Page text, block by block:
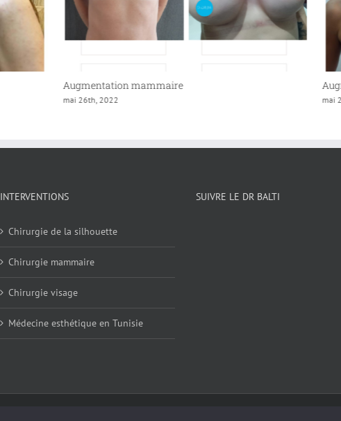
Augmentation mammaire
mai 26th, 2022 mai
INTERVENTIONS
Chirurgie de la silhouette
Chirurgie mammaire
Chirurgie visage
Médecine esthétique en Tunisie
SUIVRE LE DR BALTI